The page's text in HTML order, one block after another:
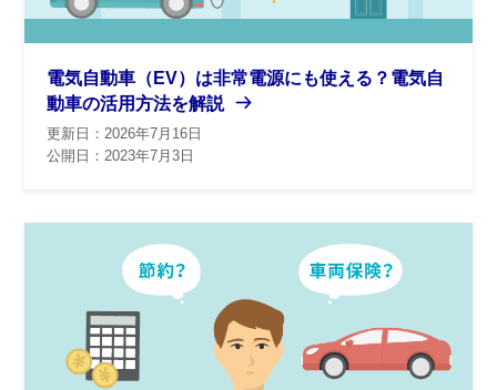
電気自動車（EV）は非常電源にも使える？電気自
動車の活用方法を解説
更新日：2026年7月16日
公開日：2023年7月3日